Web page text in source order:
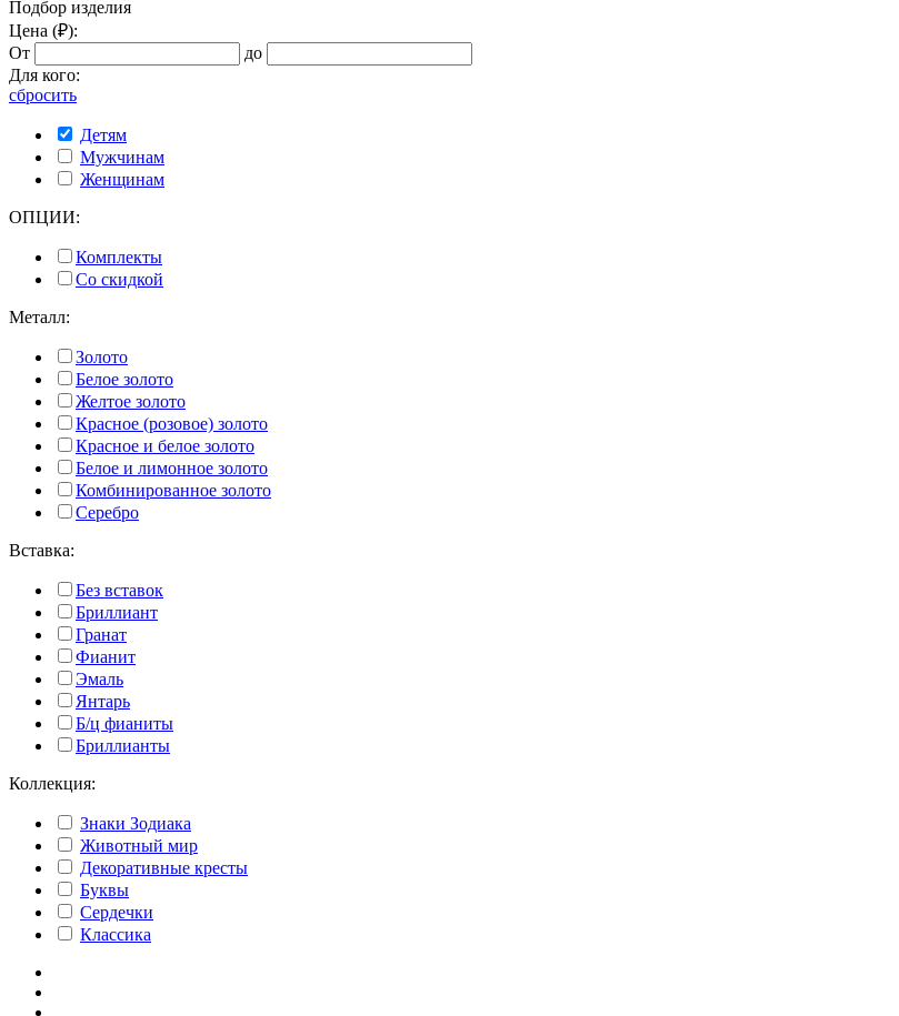
Подбор изделия
Цена (₽):
От
до
Для кого:
сбросить
Детям
Мужчинам
Женщинам
ОПЦИИ:
Комплекты
Со скидкой
Металл:
Золото
Белое золото
Желтое золото
Красное (розовое) золото
Красное и белое золото
Белое и лимонное золото
Комбинированное золото
Серебро
Вставка:
Без вставок
Бриллиант
Гранат
Фианит
Эмаль
Янтарь
Б/ц фианиты
Бриллианты
Коллекция:
Знаки Зодиака
Животный мир
Декоративные кресты
Буквы
Сердечки
Классика